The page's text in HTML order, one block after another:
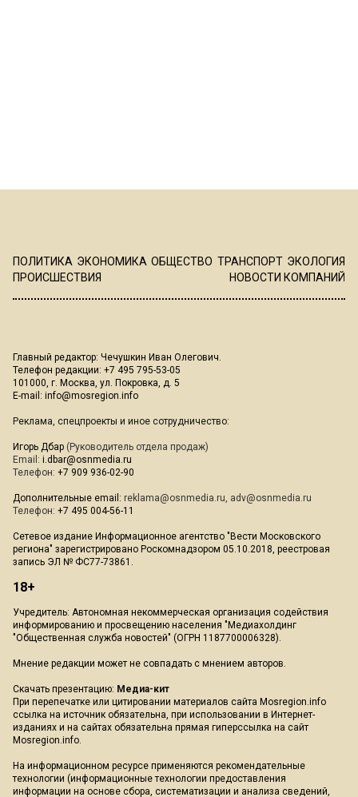
ПОЛИТИКА ЭКОНОМИКА ОБЩЕСТВО ТРАНСПОРТ ЭКОЛОГИЯ
ПРОИСШЕСТВИЯ
НОВОСТИ КОМПАНИЙ
Главный редактор: Чечушкин Иван Олегович.
Телефон редакции: +7 495 795-53-05
101000, г. Москва, ул. Покровка, д. 5
E-mail: info@mosregion.info
Реклама, спецпроекты и иное сотрудничество:
Игорь Дбар (Руководитель отдела продаж)
Email: i.dbar@osnmedia.ru
Телефон: +7 909 936-02-90
Дополнительные email: reklama@osnmedia.ru, adv@osnmedia.ru
Телефон: +7 495 004-56-11
Сетевое издание Информационное агентство "Вести Московского
региона" зарегистрировано Роскомнадзором 05.10.2018, реестровая
запись ЭЛ № ФС77-73861.
18+
Учредитель: Автономная некоммерческая организация содействия
информированию и просвещению населения "Медиахолдинг
"Общественная служба новостей" (ОГРН 1187700006328).
Мнение редакции может не совпадать с мнением авторов.
Скачать презентацию: Медиа-кит
При перепечатке или цитировании материалов сайта Mosregion.info
ссылка на источник обязательна, при использовании в Интернет-
изданиях и на сайтах обязательна прямая гиперссылка на сайт
Mosregion.info.
На информационном ресурсе применяются рекомендательные
технологии (информационные технологии предоставления
информации на основе сбора, систематизации и анализа сведений,